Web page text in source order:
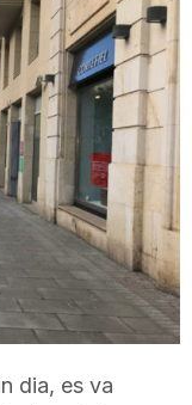
dia, es va